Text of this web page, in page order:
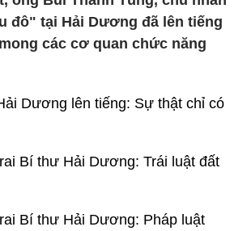
đô" tại Hải Dương đã lên tiếng
các cơ quan chức năng
Dương lên tiếng: Sự thật chỉ có
Bí thư Hải Dương: Trái luật đất
Bí thư Hải Dương: Pháp luật